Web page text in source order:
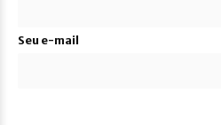
Seu e-mail